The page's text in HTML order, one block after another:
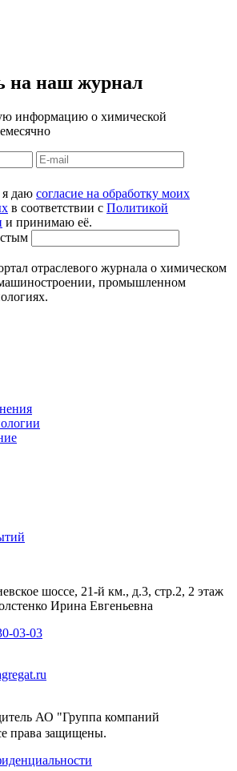
на наш журнал
информацию о химической
даю согласие на обработку моих
в соответствии с Политикой
и принимаю её.
отраслевого журнала о химическом
промышленном
шоссе, 21-й км., д.3, стр.2, 2 этаж
Ирина Евгеньевна
03-03
АО "Группа компаний
защищены.